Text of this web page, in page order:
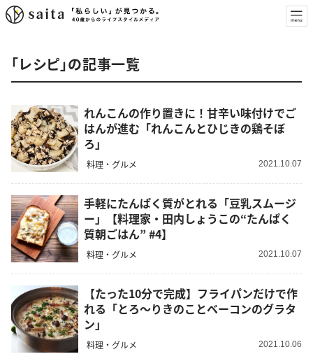
「レシピ」の記事一覧
れんこんの作り置きに！甘辛い味付けでご
はんが進む「れんこんとひじきの鶏そぼ
ろ」
料理・グルメ 2021.10.07
手軽にたんぱく質がとれる「豆乳スムージ
ー」【料理家・田内しょうこの“たんぱく
質朝ごはん” #4】
料理・グルメ 2021.10.07
【たった10分で完成】フライパンだけで作
れる「とろ〜りきのことベーコンのグラタ
ン」
料理・グルメ 2021.10.06